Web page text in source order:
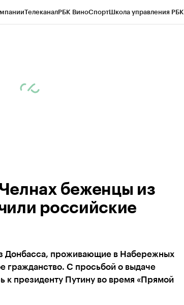
ТелеканалРБК ВиноСпортШкола управления РБК
беженцы из
российские
Донбасса, проживающие в Набережных
гражданство. С просьбой о выдаче
к президенту Путину во время «Прямой